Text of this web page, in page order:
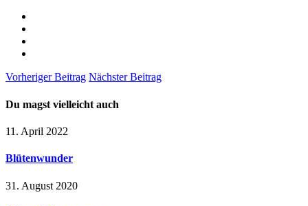
Vorheriger Beitrag Nächster Beitrag
Du magst vielleicht auch
11. April 2022
Blütenwunder
31. August 2020